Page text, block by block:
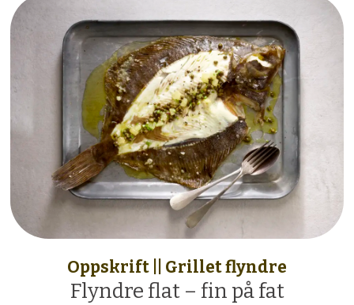
Oppskrift || Grillet flyndre
Flyndre flat – fin på fat